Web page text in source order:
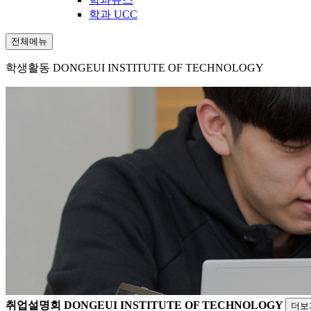
학과 UCC
전체메뉴
학생활동 DONGEUI INSTITUTE OF TECHNOLOGY
취업설명회 DONGEUI INSTITUTE OF TECHNOLOGY 더보